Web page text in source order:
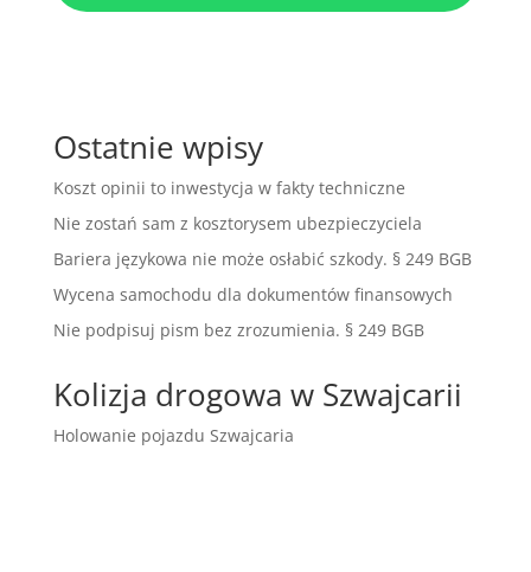
Ostatnie wpisy
Koszt opinii to inwestycja w fakty techniczne
Nie zostań sam z kosztorysem ubezpieczyciela
Bariera językowa nie może osłabić szkody. § 249 BGB
Wycena samochodu dla dokumentów finansowych
Nie podpisuj pism bez zrozumienia. § 249 BGB
Kolizja drogowa w Szwajcarii
Holowanie pojazdu Szwajcaria